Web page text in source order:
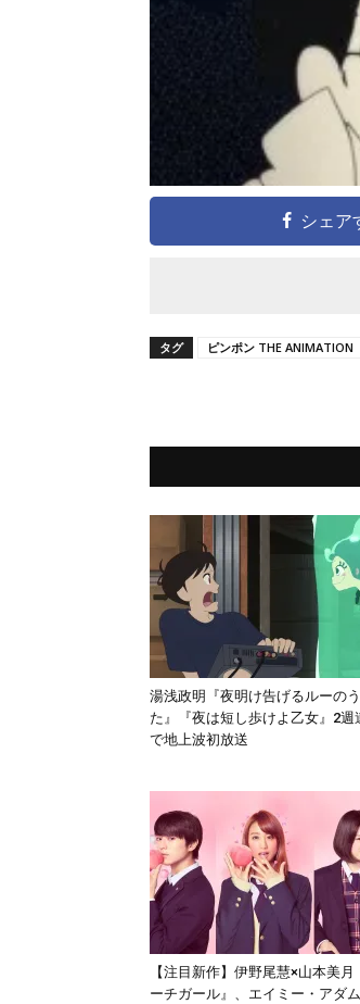
シェア
タグ ピンポン THE ANIMATION
湯浅政明『夜明け告げるルーのう
た』『夜は短し歩けよ乙女』2週
で地上波初放送
【注目新作】伊野尾慧×山本美月
ーチガール』、エイミー・アダ